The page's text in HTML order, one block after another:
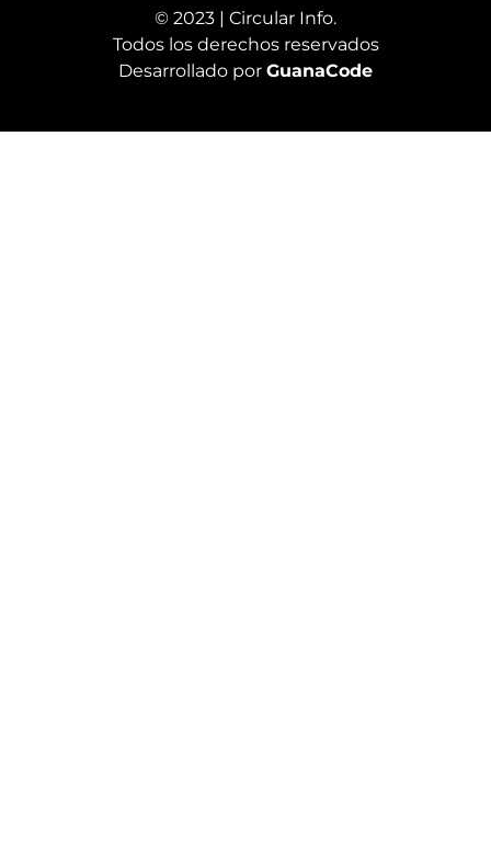
© 2023 | Circular Info.
Todos los derechos reservados
Desarrollado por GuanaCode